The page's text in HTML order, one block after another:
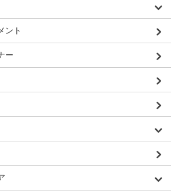
ント
ー